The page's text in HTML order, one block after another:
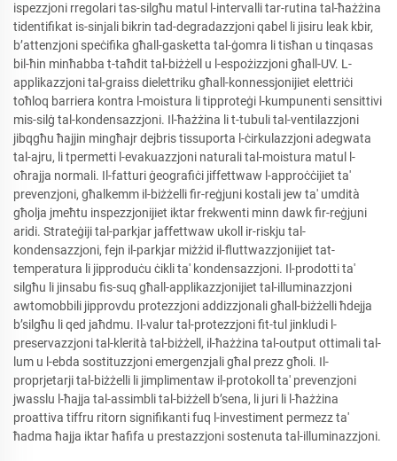
ispezzjoni rregolari tas-silgħu matul l-intervalli tar-rutina tal-ħażżina
tidentifikat is-sinjali bikrin tad-degradazzjoni qabel li jisiru leak kbir,
b’attenzjoni speċifika għall-gasketta tal-ġomra li tisħan u tinqasas
bil-ħin minħabba t-taħdit tal-biżżell u l-espożizzjoni għall-UV. L-
applikazzjoni tal-graiss dielettriku għall-konnessjonijiet elettriċi
toħloq barriera kontra l-moistura li tipproteġi l-kumpunenti sensittivi
mis-silġ tal-kondensazzjoni. Il-ħażżina li t-tubuli tal-ventilazzjoni
jibqgħu ħajjin mingħajr dejbris tissuporta l-ċirkulazzjoni adegwata
tal-ajru, li tpermetti l-evakuazzjoni naturali tal-moistura matul l-
oħrajja normali. Il-fatturi ġeografiċi jiffettwaw l-approċċijiet ta'
prevenzjoni, għalkemm il-biżżelli fir-reġjuni kostali jew ta' umdità
għolja jmeħtu inspezzjonijiet iktar frekwenti minn dawk fir-reġjuni
aridi. Strateġiji tal-parkjar jaffettwaw ukoll ir-riskju tal-
kondensazzjoni, fejn il-parkjar miżżid il-fluttwazzjonijiet tat-
temperatura li jipproduċu ċikli ta' kondensazzjoni. Il-prodotti ta'
silgħu li jinsabu fis-suq għall-applikazzjonijiet tal-illuminazzjoni
awtomobbili jipprovdu protezzjoni addizzjonali għall-biżżelli ħdejja
b’silgħu li qed jaħdmu. Il-valur tal-protezzjoni fit-tul jinkludi l-
preservazzjoni tal-klerità tal-biżżell, il-ħażżina tal-output ottimali tal-
lum u l-ebda sostituzzjoni emergenzjali għal prezz għoli. Il-
proprjetarji tal-biżżelli li jimplimentaw il-protokoll ta' prevenzjoni
jwasslu l-ħajja tal-assimbli tal-biżżell b’sena, li juri li l-ħażżina
proattiva tiffru ritorn signifikanti fuq l-investiment permezz ta'
ħadma ħajja iktar ħafifa u prestazzjoni sostenuta tal-illuminazzjoni.